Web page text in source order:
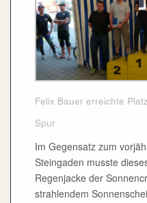
Felix Bauer erreichte
Spur
Im Gegensatz zum
Steingaden musste
Regenjacke der
strahlendem